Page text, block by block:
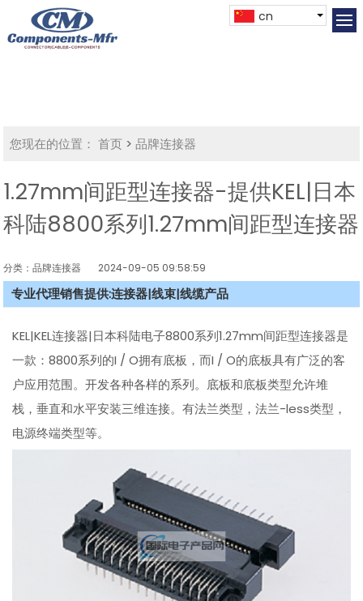
cn
您现在的位置： 首页 >品牌连接器
1.27mm间距型连接器-提供KEL|日本
科陆8800系列1.27mm间距型连接器
分类：品牌连接器 2024-09-05 09:58:59
专业代理销售提供:连接器|线束|线缆产品
KEL|KEL连接器|日本科陆电子8800系列1.27mm间距型连接器是
一款：8800系列的I / O拥有底板，而I / O的底板具有广泛的客
户应用范围。开发各种各样的系列。底板和底板类型允许堆
栈，垂直和水平安装三维连接。有法兰类型，法兰-less类型，
电源终端类型等。